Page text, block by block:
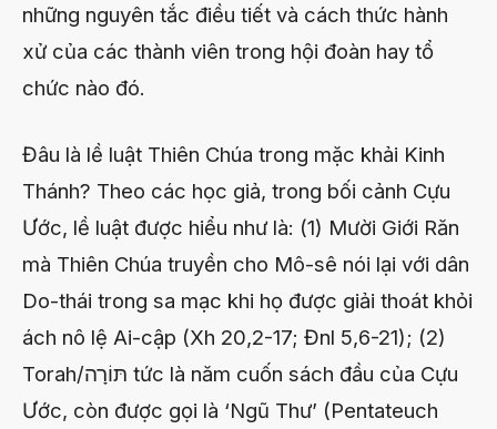
những nguyên tắc điều tiết và cách thức hành
xử của các thành viên trong hội đoàn hay tổ
chức nào đó.
Đâu là lề luật Thiên Chúa trong mặc khải Kinh
Thánh? Theo các học giả, trong bối cảnh Cựu
Ước, lề luật được hiểu như là: (1) Mười Giới Răn
mà Thiên Chúa truyền cho Mô-sê nói lại với dân
Do-thái trong sa mạc khi họ được giải thoát khỏi
ách nô lệ Ai-cập (Xh 20,2-17; Đnl 5,6-21); (2)
Torah/תּוֹרָה tức là năm cuốn sách đầu của Cựu
Ước, còn được gọi là ‘Ngũ Thư’ (Pentateuch